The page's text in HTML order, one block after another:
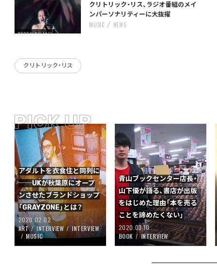
クリトリック・リス、ラジオ番組のメイ
ンパーソナリティーに大抜擢
2020年9月14日
MUSIC NEWS
クリトリック・リス
アダルトを衣食住と同列に
──UKが秋葉原にオープ
ンさせたブランドショップ
「GRAYZONE」とは？
2020.02.02
ART
INTERVIEW
INTERVIEW
MUSIC
青山ブックセンター店長・
山下優が語る、書店が出版
をはじめた理由「本を売る
ことを諦めたくない」
2020.03.10
BOOK
INTERVIEW